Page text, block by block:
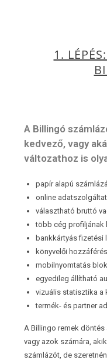
1.
A Billingó
kedvező, vagy
változathoz is
papír alapú
online
választható bruttó
több cég profiljának
bankkártyás fizetési
könyvelői
mobilnyomtatás
egyedileg állítható
vizuális statisztika a
termék- és partner
A Billingo remek
vagy azok számára,
számlázót, de